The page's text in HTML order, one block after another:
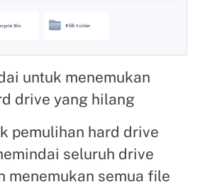
untuk menemukan
drive yang hilang
pemulihan hard drive
seluruh drive
menemukan semua file